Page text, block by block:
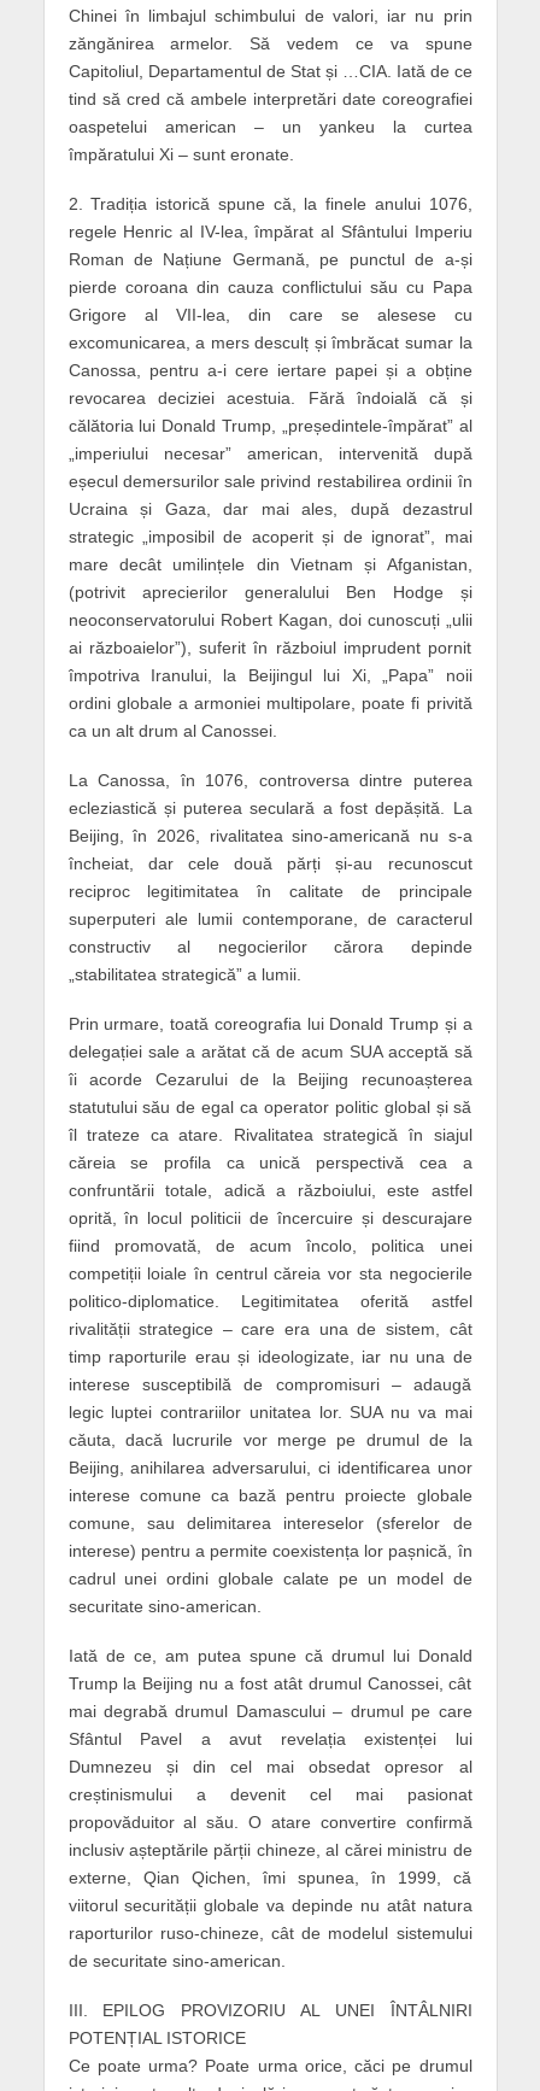
Chinei în limbajul schimbului de valori, iar nu prin
zăngănirea armelor. Să vedem ce va spune
Capitoliul, Departamentul de Stat și …CIA. Iată de ce
tind să cred că ambele interpretări date coreografiei
oaspetelui american – un yankeu la curtea
împăratului Xi – sunt eronate.
2. Tradiția istorică spune că, la finele anului 1076,
regele Henric al IV-lea, împărat al Sfântului Imperiu
Roman de Națiune Germană, pe punctul de a-și
pierde coroana din cauza conflictului său cu Papa
Grigore al VII-lea, din care se alesese cu
excomunicarea, a mers desculț și îmbrăcat sumar la
Canossa, pentru a-i cere iertare papei și a obține
revocarea deciziei acestuia. Fără îndoială că și
călătoria lui Donald Trump, „președintele-împărat” al
„imperiului necesar” american, intervenită după
eșecul demersurilor sale privind restabilirea ordinii în
Ucraina și Gaza, dar mai ales, după dezastrul
strategic „imposibil de acoperit și de ignorat”, mai
mare decât umilințele din Vietnam și Afganistan,
(potrivit aprecierilor generalului Ben Hodge și
neoconservatorului Robert Kagan, doi cunoscuți „ulii
ai războaielor”), suferit în războiul imprudent pornit
împotriva Iranului, la Beijingul lui Xi, „Papa” noii
ordini globale a armoniei multipolare, poate fi privită
ca un alt drum al Canossei.
La Canossa, în 1076, controversa dintre puterea
ecleziastică și puterea seculară a fost depășită. La
Beijing, în 2026, rivalitatea sino-americană nu s-a
încheiat, dar cele două părți și-au recunoscut
reciproc legitimitatea în calitate de principale
superputeri ale lumii contemporane, de caracterul
constructiv al negocierilor cărora depinde
„stabilitatea strategică” a lumii.
Prin urmare, toată coreografia lui Donald Trump și a
delegației sale a arătat că de acum SUA acceptă să
îi acorde Cezarului de la Beijing recunoașterea
statutului său de egal ca operator politic global și să
îl trateze ca atare. Rivalitatea strategică în siajul
căreia se profila ca unică perspectivă cea a
confruntării totale, adică a războiului, este astfel
oprită, în locul politicii de încercuire și descurajare
fiind promovată, de acum încolo, politica unei
competiții loiale în centrul căreia vor sta negocierile
politico-diplomatice. Legitimitatea oferită astfel
rivalității strategice – care era una de sistem, cât
timp raporturile erau și ideologizate, iar nu una de
interese susceptibilă de compromisuri – adaugă
legic luptei contrariilor unitatea lor. SUA nu va mai
căuta, dacă lucrurile vor merge pe drumul de la
Beijing, anihilarea adversarului, ci identificarea unor
interese comune ca bază pentru proiecte globale
comune, sau delimitarea intereselor (sferelor de
interese) pentru a permite coexistența lor pașnică, în
cadrul unei ordini globale calate pe un model de
securitate sino-american.
Iată de ce, am putea spune că drumul lui Donald
Trump la Beijing nu a fost atât drumul Canossei, cât
mai degrabă drumul Damascului – drumul pe care
Sfântul Pavel a avut revelația existenței lui
Dumnezeu și din cel mai obsedat opresor al
creștinismului a devenit cel mai pasionat
propovăduitor al său. O atare convertire confirmă
inclusiv așteptările părții chineze, al cărei ministru de
externe, Qian Qichen, îmi spunea, în 1999, că
viitorul securității globale va depinde nu atât natura
raporturilor ruso-chineze, cât de modelul sistemului
de securitate sino-american.
III. EPILOG PROVIZORIU AL UNEI ÎNTÂLNIRI
POTENȚIAL ISTORICE
Ce poate urma? Poate urma orice, căci pe drumul